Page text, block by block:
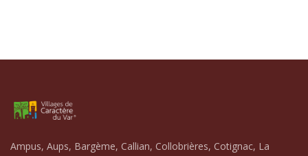
Ampus, Aups, Bargème, Callian, Collobrières, Cotignac, La